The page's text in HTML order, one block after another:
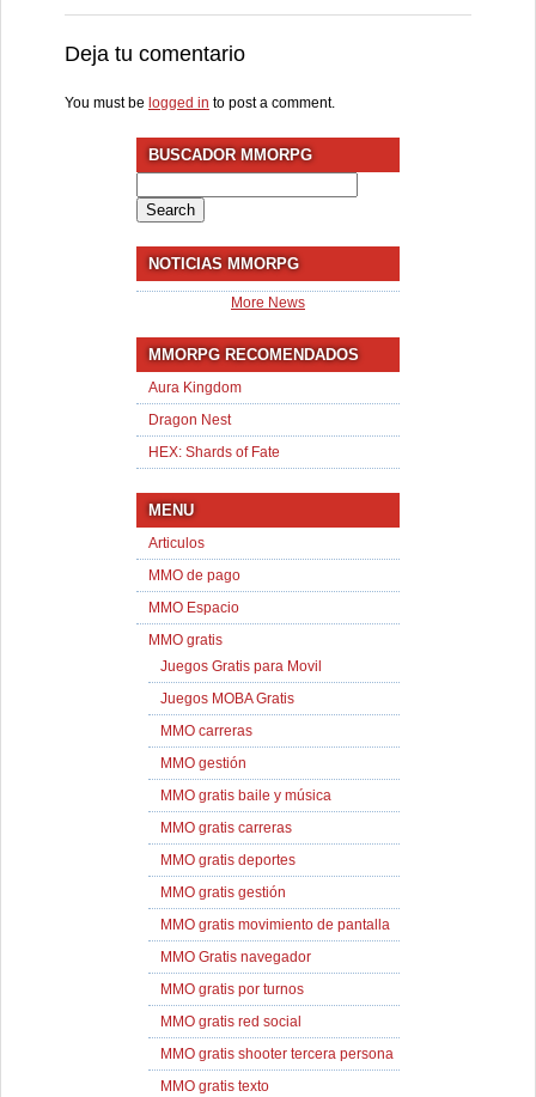
Deja tu comentario
You must be logged in to post a comment.
BUSCADOR MMORPG
for:
NOTICIAS MMORPG
More News
MMORPG RECOMENDADOS
Aura Kingdom
Dragon Nest
HEX: Shards of Fate
MENU
Articulos
MMO de pago
MMO Espacio
MMO gratis
Juegos Gratis para Movil
Juegos MOBA Gratis
MMO carreras
MMO gestión
MMO gratis baile y música
MMO gratis carreras
MMO gratis deportes
MMO gratis gestión
MMO gratis movimiento de pantalla
MMO Gratis navegador
MMO gratis por turnos
MMO gratis red social
MMO gratis shooter tercera persona
MMO gratis texto